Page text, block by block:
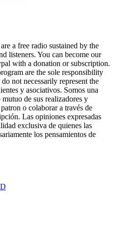
a free radio sustained by the
listeners. You can become our
with a donation or subscription.
are the sole responsibility
not necessarily represent the
y asociativos. Somos una
de sus realizadores y
o colaborar a través de
Las opiniones expresadas
exclusiva de quienes las
los pensamientos de